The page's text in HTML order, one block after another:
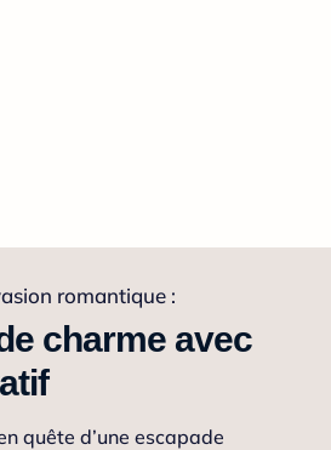
romantique :
charme avec
quête d’une escapade